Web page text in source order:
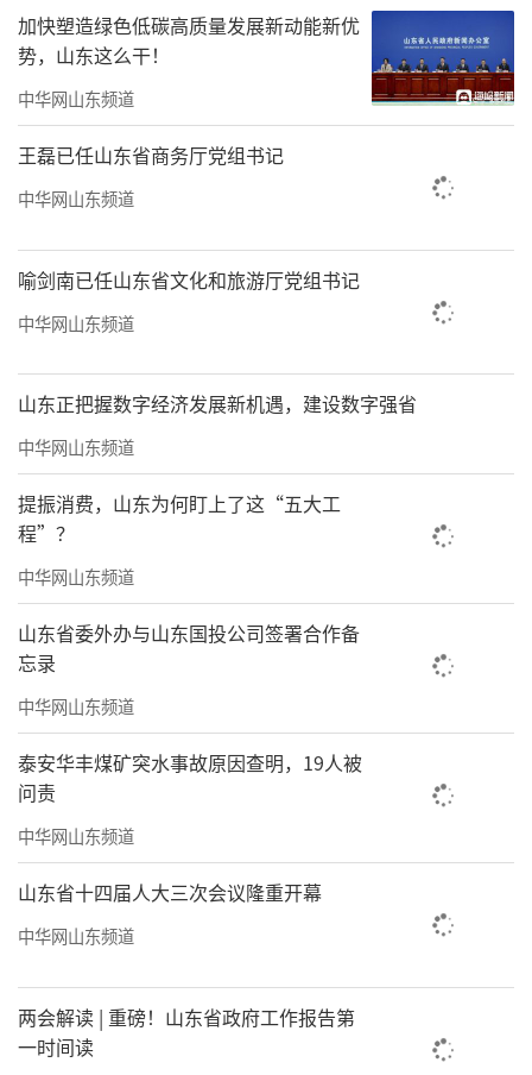
加快塑造绿色低碳高质量发展新动能新优
势，山东这么干！
中华网山东频道
王磊已任山东省商务厅党组书记
中华网山东频道
喻剑南已任山东省文化和旅游厅党组书记
中华网山东频道
山东正把握数字经济发展新机遇，建设数字强省
中华网山东频道
提振消费，山东为何盯上了这“五大工
程”？
中华网山东频道
山东省委外办与山东国投公司签署合作备
忘录
中华网山东频道
泰安华丰煤矿突水事故原因查明，19人被
问责
中华网山东频道
山东省十四届人大三次会议隆重开幕
中华网山东频道
两会解读 | 重磅！山东省政府工作报告第
一时间读